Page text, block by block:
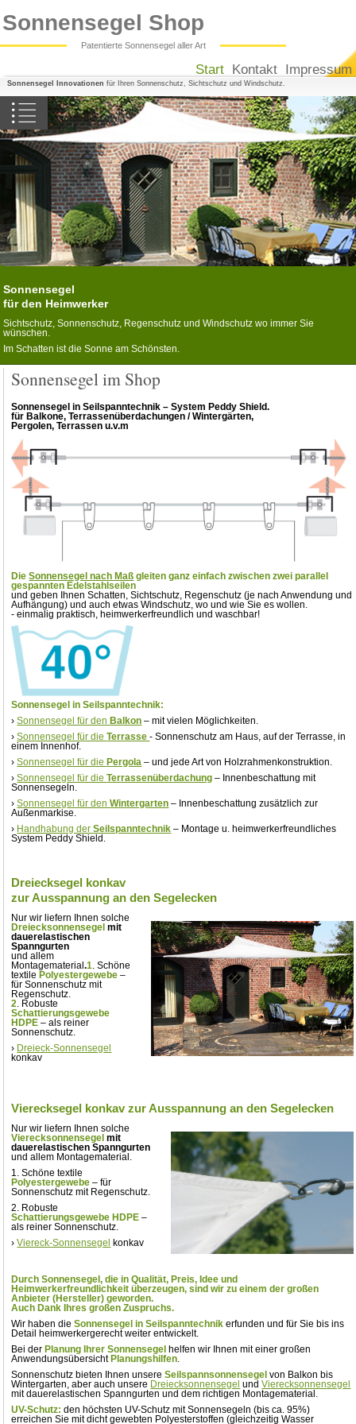
Sonnensegel Shop
Patentierte Sonnensegel aller Art
Start Kontakt Impressum
Sonnensegel Innovationen für Ihren Sonnenschutz, Sichtschutz und Windschutz.
Sonnensegel Balkon
Sonnensegel Terrasse
Sonnensegel Pergola
Sonnensegel Wintergarten
Dreiecksegel konkav
Vierecksegel konkav
Camping-Sonnensegel
Sonnenschutzsegel nach Maß
Sonnensegel in Seilspanntechnik
Sonnensegel
für den Heimwerker
Sichtschutz, Sonnenschutz, Regenschutz und Windschutz wo immer Sie
wünschen.
Im Schatten ist die Sonne am Schönsten.
Sonnensegel im Shop
Sonnensegel in Seilspanntechnik – System Peddy Shield.
für Balkone, Terrassenüberdachungen / Wintergärten,
Pergolen, Terrassen u.v.m
DieSonnensegel nach Maß gleiten ganz einfach zwischen zwei parallel
gespannten Edelstahlseilen
und geben Ihnen Schatten, Sichtschutz, Regenschutz (je nach Anwendung und
Aufhängung) und auch etwas Windschutz, wo und wie Sie es wollen.
- einmalig praktisch, heimwerkerfreundlich und waschbar!
Sonnensegel in Seilspanntechnik:
›Sonnensegel für denBalkon – mit vielen Möglichkeiten.
›Sonnensegel für dieTerrasse- Sonnenschutz am Haus, auf der Terrasse, in
einem Innenhof.
›Sonnensegel für diePergola – und jede Art von Holzrahmenkonstruktion.
›Sonnensegel für dieTerrassenüberdachung – Innenbeschattung mit
Sonnensegeln.
›Sonnensegel für denWintergarten – Innenbeschattung zusätzlich zur
Außenmarkise.
› Handhabung derSeilspanntechnik – Montage u. heimwerkerfreundliches
System Peddy Shield.
Dreiecksegel konkav
zur Ausspannung an den Segelecken
Nur wir liefern Ihnen solche
Dreiecksonnensegel mit
dauerelastischen
Spanngurten
und allem
Montagematerial.1 . Schöne
textilePolyestergewebe –
für Sonnenschutz mit
Regenschutz.
2 . Robuste
Schattierungsgewebe
HDPE – als reiner
Sonnenschutz.
› Dreieck-Sonnensegel
konkav
Vierecksegel konkavzur Ausspannung an den Segelecken
Nur wir liefern Ihnen solche
Vierecksonnensegel mit
dauerelastischen Spanngurten
und allem Montagematerial.
1. Schöne textile
Polyestergewebe – für
Sonnenschutz mit Regenschutz.
2. Robuste
Schattierungsgewebe HDPE –
als reiner Sonnenschutz.
›Viereck-Sonnensegel konkav
Durch Sonnensegel, die in Qualität, Preis, Idee und
Heimwerkerfreundlichkeit überzeugen, sind wir zu einem der großen
Anbieter (Hersteller) geworden.
Auch Dank Ihres großen Zuspruchs.
Wir haben dieSonnensegel in Seilspanntechnik erfunden und für Sie bis ins
Detail heimwerkergerecht weiter entwickelt.
Bei derPlanung Ihrer Sonnensegel helfen wir Ihnen mit einer großen
AnwendungsübersichtPlanungshilfen
Sonnenschutz bieten Ihnen unsereSeilspannsonnensegel von Balkon bis
Wintergarten, aber auch unsere Dreiecksonnensegel undVierecksonnensegel
mit dauerelastischen Spanngurten und dem richtigen Montagematerial.
UV-Schutz: den höchsten UV-Schutz mit Sonnensegeln (bis ca. 95%)
erreichen Sie mit dicht gewebten Polyesterstoffen (gleichzeitig Wasser